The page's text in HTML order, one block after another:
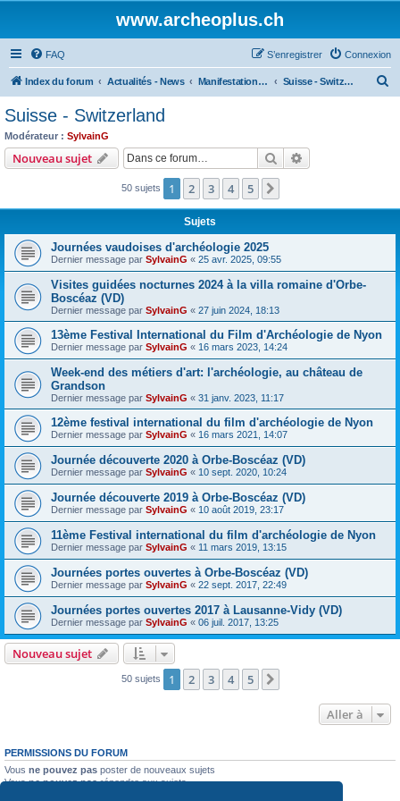
www.archeoplus.ch
FAQ Connexion
S’enregistrer
Index du forum Actualités - News Manifestations - Events Suisse - Switzerland
c
r
Suisse - Switzerland
Modérateur : SylvainG
Nouveau sujet Rechercher
50 sujets 1 2 3 4 5
Sujets
Journées vaudoises d'archéologie 2025
Dernier message par SylvainG « 25 avr. 2025, 09:55
Visites guidées nocturnes 2024 à la villa romaine d'Orbe-
Boscéaz (VD)
Dernier message par SylvainG « 27 juin 2024, 18:13
13ème Festival International du Film d'Archéologie de Nyon
Dernier message par SylvainG « 16 mars 2023, 14:24
Week-end des métiers d'art: l'archéologie, au château de
Grandson
Dernier message par SylvainG « 31 janv. 2023, 11:17
12ème festival international du film d'archéologie de Nyon
Dernier message par SylvainG « 16 mars 2021, 14:07
Journée découverte 2020 à Orbe-Boscéaz (VD)
Dernier message par SylvainG « 10 sept. 2020, 10:24
Journée découverte 2019 à Orbe-Boscéaz (VD)
Dernier message par SylvainG « 10 août 2019, 23:17
11ème Festival international du film d'archéologie de Nyon
Dernier message par SylvainG « 11 mars 2019, 13:15
Journées portes ouvertes à Orbe-Boscéaz (VD)
Dernier message par SylvainG « 22 sept. 2017, 22:49
Journées portes ouvertes 2017 à Lausanne-Vidy (VD)
Dernier message par SylvainG « 06 juil. 2017, 13:25
Nouveau sujet
50 sujets 1 2 3 4 5
Aller à
PERMISSIONS DU FORUM
Vous ne pouvez pas poster de nouveaux sujets
Vousne pouvez pasrépondre aux sujets